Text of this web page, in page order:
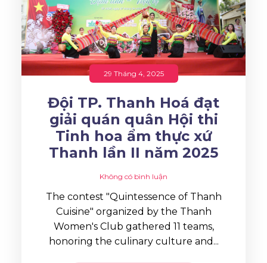
29 Tháng 4, 2025
Đội TP. Thanh Hoá đạt
giải quán quân Hội thi
Tinh hoa ẩm thực xứ
Thanh lần II năm 2025
Không có bình luận
The contest "Quintessence of Thanh
Cuisine" organized by the Thanh
Women's Club gathered 11 teams,
honoring the culinary culture and...